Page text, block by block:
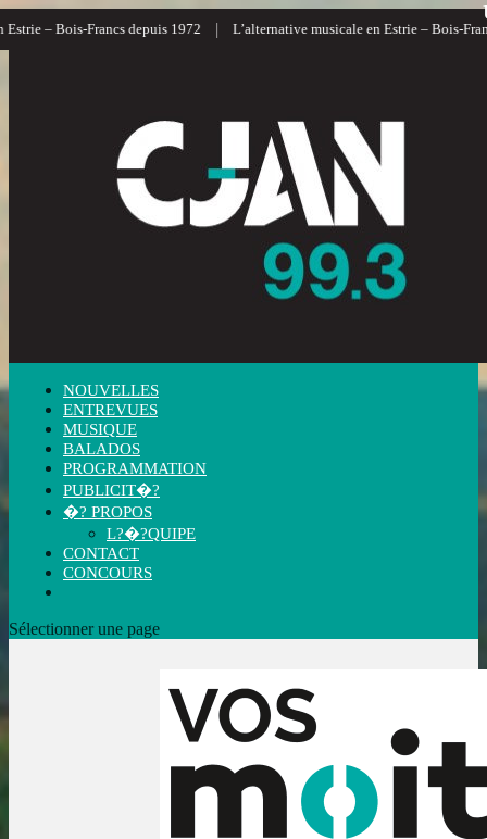
– Bois-Francs depuis 1972 L’alternative musicale en Estrie – Bois-Francs
NOUVELLES
ENTREVUES
MUSIQUE
BALADOS
PROGRAMMATION
PUBLICIT�?
�? PROPOS
L?�?QUIPE
CONTACT
CONCOURS
Sélectionner une page